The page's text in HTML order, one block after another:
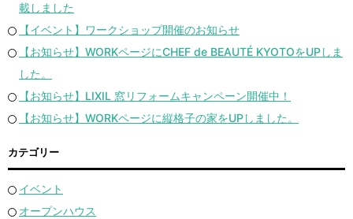
載しました
【イベント】ワークショップ開催のお知らせ
【お知らせ】WORKページにCHEF de BEAUTÉ KYOTOをUPしま
した。
【お知らせ】LIXIL 窓リフォームキャンペーン開催中！
【お知らせ】WORKページに縦格子の家をUPしました。
カテゴリー
イベント
オープンハウス